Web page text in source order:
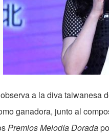
a la diva taiwanesa
ganadora, junto al
Premios Melodía Dorada